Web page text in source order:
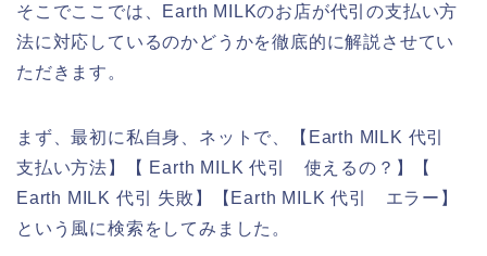
そこでここでは、Earth MILKのお店が代引の支払い方
法に対応しているのかどうかを徹底的に解説させてい
ただきます。
まず、最初に私自身、ネットで、【Earth MILK 代引
支払い方法】【 Earth MILK 代引 使えるの？】【
Earth MILK 代引 失敗】【Earth MILK 代引 エラー】
という風に検索をしてみました。